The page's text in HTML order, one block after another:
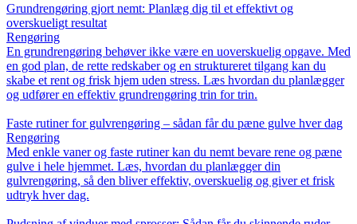
Grundrengøring gjort nemt: Planlæg dig til et effektivt og
overskueligt resultat
Rengøring
En grundrengøring behøver ikke være en uoverskuelig opgave. Med
en god plan, de rette redskaber og en struktureret tilgang kan du
skabe et rent og frisk hjem uden stress. Læs hvordan du planlægger
og udfører en effektiv grundrengøring trin for trin.
Faste rutiner for gulvrengøring – sådan får du pæne gulve hver dag
Rengøring
Med enkle vaner og faste rutiner kan du nemt bevare rene og pæne
gulve i hele hjemmet. Læs, hvordan du planlægger din
gulvrengøring, så den bliver effektiv, overskuelig og giver et frisk
udtryk hver dag.